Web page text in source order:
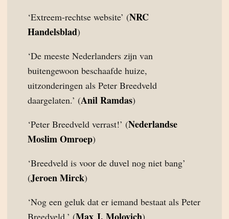
‘Extreem-rechtse website’ (NRC
Handelsblad)
‘De meeste Nederlanders zijn van
buitengewoon beschaafde huize,
uitzonderingen als Peter Breedveld
daargelaten.’ (Anil Ramdas)
‘Peter Breedveld verrast!’ (Nederlandse
Moslim Omroep)
‘Breedveld is voor de duvel nog niet bang’
(Jeroen Mirck)
‘Nog een geluk dat er iemand bestaat als Peter
Breedveld.’ (
)